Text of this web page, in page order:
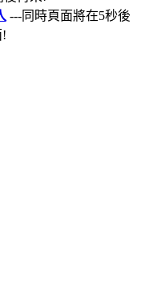
---同時頁面將在5秒後
!